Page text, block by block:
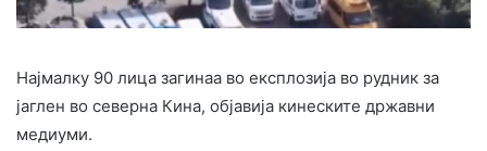
Најмалку 90 лица загинаа во експлозија во рудник за
јаглен во северна Кина, објавија кинеските државни
медиуми.